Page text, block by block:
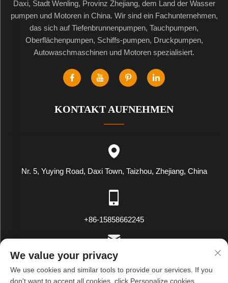
Daxi, Stadt Wenling, Provinz Zhejiang, dem Land der Wasser
pumpen und Motoren in China. Wir sind ein Fachunternehmen,
das sich auf Tiefenbrunnenpumpen, Tauchpumpen,
Oberflächenpumpen, Schiffs-pumpen, Druckpumpen,
Autowaschmaschinen und Motoren spezialisiert.
KONTAKT AUFNEHMEN
Nr. 5, Yuying Road, Daxi Town, Taizhou, Zhejiang, China
+86-15858662245
[email protected]
We value your privacy
We use cookies and similar tools to provide our services. If you
don't want to accept all cookies, click Personalize cookies.